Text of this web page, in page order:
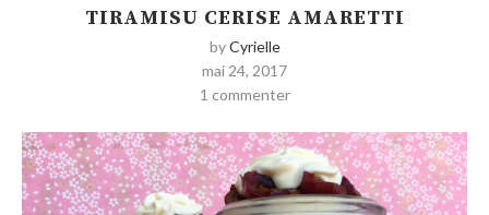
TIRAMISU CERISE AMARETTI
byCyrielle
mai 24, 2017
1 commenter